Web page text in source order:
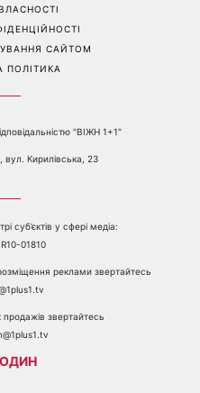
САЙТОМ
ПОЛІТИКА
"ВІЖН 1+1"
вул. Кирилівська, 23
суб’єктів у сфері медіа:
01810
реклами звертайтесь
звертайтесь